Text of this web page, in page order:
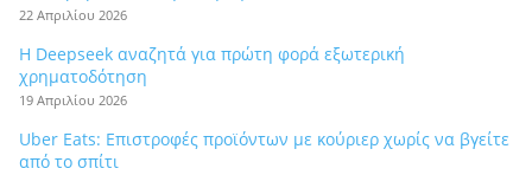
22 Απριλίου 2026
Η Deepseek αναζητά για πρώτη φορά εξωτερική
χρηματοδότηση
19 Απριλίου 2026
Uber Eats: Επιστροφές προϊόντων με κούριερ χωρίς να βγείτε
από το σπίτι